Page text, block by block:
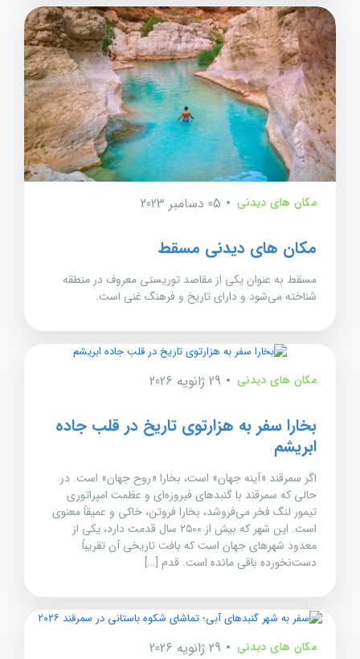
مکان های دیدنی 05 دسامبر 2023
مکان های دیدنی مسقط
مسقط به عنوان یکی از مقاصد توریستی معروف در منطقه
شناخته می‌شود و دارای تاریخ و فرهنگ غنی است.
مکان های دیدنی 29 ژانویه 2026
بخارا سفر به هزارتوی تاریخ در قلب جاده
ابریشم
اگر سمرقند «آینه جهان» است، بخارا «روح جهان» است. در
حالی که سمرقند با گنبدهای فیروزه‌ای و عظمت امپراتوری
تیمور لنگ فخر می‌فروشد، بخارا فروتن، خاکی و عمیقاً معنوی
است. این شهر که بیش از ۲۵۰۰ سال قدمت دارد، یکی از
معدود شهرهای جهان است که بافت تاریخی آن تقریباً
دست‌نخورده باقی مانده است. قدم […]
مکان های دیدنی 29 ژانویه 2026